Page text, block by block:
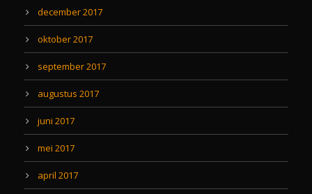
december 2017
oktober 2017
september 2017
augustus 2017
juni 2017
mei 2017
april 2017